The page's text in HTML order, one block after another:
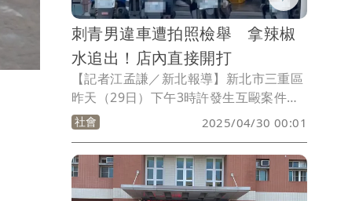
刺青男違車遭拍照檢舉 拿辣椒
水追出！店內直接開打
【記者江孟謙／新北報導】新北市三重區
昨天（29日）下午3時許發生互毆案件，
起因於23歲林姓男子不滿自己違規停放的
小客車遭人拍照檢舉，持自備的辣椒水與
56歲謝男理論，雙方互相推擠拉扯，警方
到場時將雙方帶回依規定處置，全案依違
反《社會秩序維護法》裁罰。
社會 2025/04/30 00:01